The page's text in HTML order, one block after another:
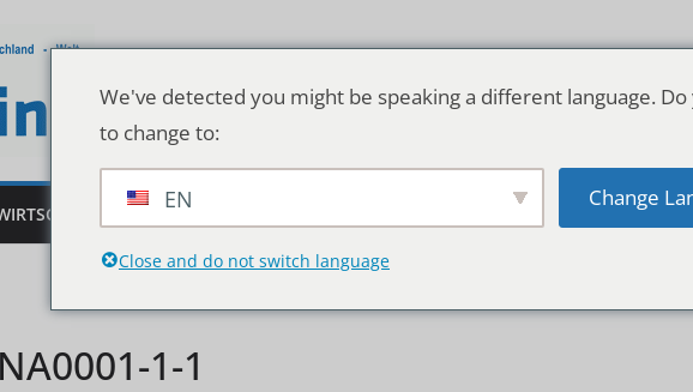
DEUTSCHLAND & WELT
1-1
We've detected you might be speaking a different language.
to change to:
EN Change
Close and do not switch language